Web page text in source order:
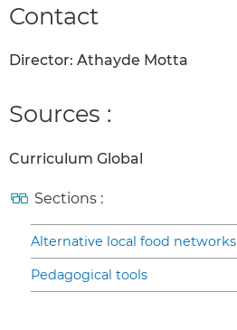
Contact
Director: Athayde Motta
Sources :
Curriculum Global
Sections :
Alternative local food networks
Pedagogical tools